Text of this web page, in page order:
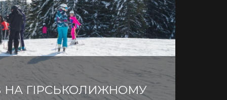
НА ГІРСЬКОЛИЖНОМУ